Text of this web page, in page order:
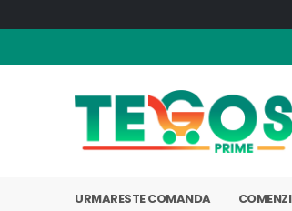
URMARESTE COMANDA COMENZI